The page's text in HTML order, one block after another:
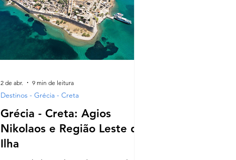
Grécia - Creta: Agios
Nikolaos e Região Leste da
Ilha
Destinos - Grécia - Creta
2 de abr. 9 min de leitura